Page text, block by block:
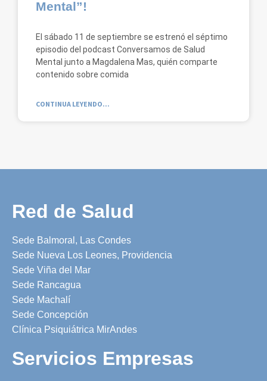
Mental”!
El sábado 11 de septiembre se estrenó el séptimo
episodio del podcast Conversamos de Salud
Mental junto a Magdalena Mas, quién comparte
contenido sobre comida
CONTINUA LEYENDO...
Red de Salud
Sede Balmoral, Las Condes
Sede Nueva Los Leones, Providencia
Sede Viña del Mar
Sede Rancagua
Sede Machalí
Sede Concepción
Clínica Psiquiátrica MirAndes
Servicios Empresas